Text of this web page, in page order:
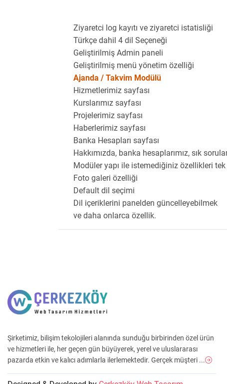
Ziyaretci log kayıtı ve ziyaretci istatisliği
Türkçe dahil 4 dil Seçeneği
Geliştirilmiş Admin paneli
Geliştirilmiş menü yönetim özelliği
Ajanda / Takvim Modülü
Hizmetlerimiz sayfası
Kurslarımız sayfası
Projelerimiz sayfası
Haberlerimiz sayfası
Banka Hesapları sayfası
Hakkımızda, banka hesaplarımız, sık
Modüler yapı ile istemediğiniz özellikleri
Foto galeri özelliği
Default dil seçimi
Dil içeriklerini panelden güncelleyebilmek
ve daha onlarca özellik.
Şirketimiz, bilişim tekolojileri alanında sunduğu birbirinden özel ürün
ve hizmetleri ile, her geçen gün büyüyerek, yerel ve uluslararası
pazarda etkin ve kalıcı adımlarla ilerlemektedir. Gerçek müşteri ...